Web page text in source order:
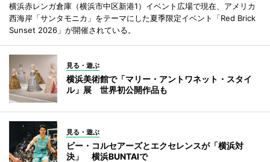
横浜赤レンガ倉庫（横浜市中区新港1）イベント広場で現在、アメリカ
西海岸「サンタモニカ」をテーマにした夏季限定イベント「Red Brick
Sunset 2026」が開催されている。
見る・遊ぶ
横浜美術館で「マリー・アントワネット・スタイ
ル」展 世界初公開作品も
見る・遊ぶ
ビー・コルセアーズとエクセレンスが「横浜対
決」 横浜BUNTAIで